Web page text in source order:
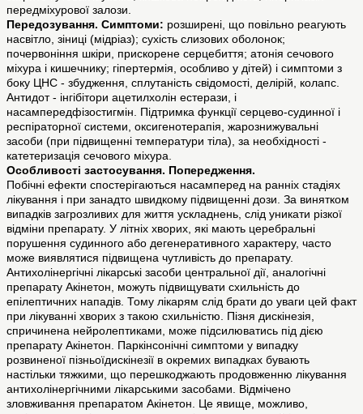
передміхурової залози.
Передозування. Симптоми: розширені, що повільно реагують
насвітло, зіниці (мідріаз); сухість слизових оболонок;
почервоніння шкіри, прискорене серцебиття; атонія сечового
міхура і кишечнику; гіпертермія, особливо у дітей) і симптоми з
боку ЦНС - збудження, сплутаність свідомості, делірій, колапс.
Антидот - інгібітори ацетилхолін естерази, і
насампередфізостигмін. Підтримка функції серцево-судинної і
респіраторної системи, оксигенотерапія, жарознижувальні
засоби (при підвищенні температури тіла), за необхідності -
катетеризація сечового міхура.
Особливості застосування. Попередження.
Побічні ефекти спостерігаються насамперед на ранніх стадіях
лікування і при занадто швидкому підвищенні дози. За винятком
випадків загрозливих для життя ускладнень, слід уникати різкої
відміни препарату. У літніх хворих, які мають церебральні
порушення судинного або дегенеративного характеру, часто
може виявлятися підвищена чутливість до препарату.
Антихолінергічні лікарські засоби центральної дії, аналогічні
препарату Акінетон, можуть підвищувати схильність до
епілептичних нападів. Тому лікарям слід брати до уваги цей факт
при лікуванні хворих з такою схильністю. Пізня дискінезія,
спричинена нейролептиками, може підсилюватись під дією
препарату Акінетон. Паркінсонічні симптоми у випадку
розвиненої пізньоїдискінезії в окремих випадках бувають
настільки тяжкими, що перешкоджають продовженню лікування
антихолінергічними лікарськими засобами. Відмічено
зловживання препаратом Акінетон. Це явище, можливо,